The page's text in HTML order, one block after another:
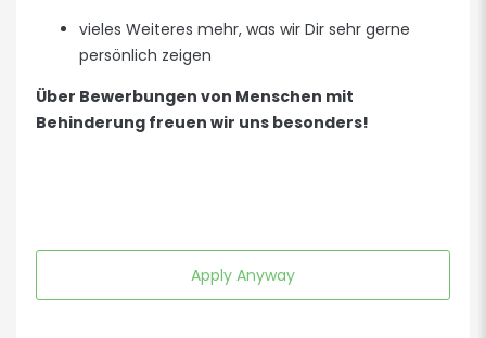
vieles Weiteres mehr, was wir Dir sehr gerne
persönlich zeigen
Über Bewerbungen von Menschen mit
Behinderung freuen wir uns besonders!
Apply Anyway